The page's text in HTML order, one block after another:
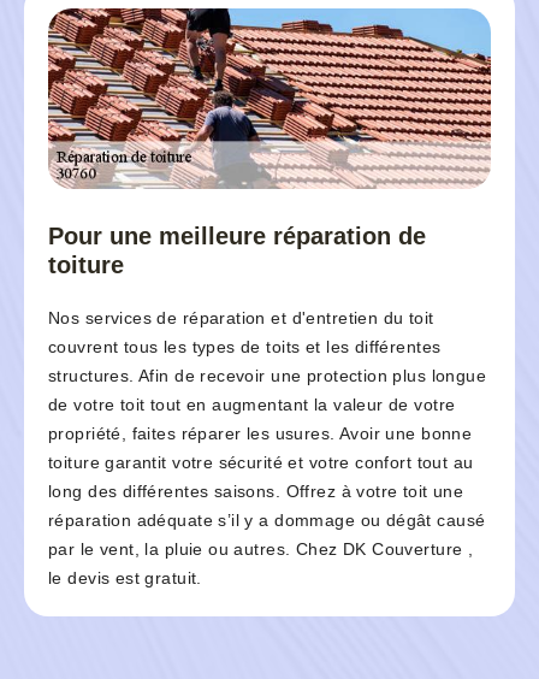
Pour une meilleure réparation de
toiture
Nos services de réparation et d'entretien du toit
couvrent tous les types de toits et les différentes
structures. Afin de recevoir une protection plus longue
de votre toit tout en augmentant la valeur de votre
propriété, faites réparer les usures. Avoir une bonne
toiture garantit votre sécurité et votre confort tout au
long des différentes saisons. Offrez à votre toit une
réparation adéquate s’il y a dommage ou dégât causé
par le vent, la pluie ou autres. Chez DK Couverture ,
le devis est gratuit.